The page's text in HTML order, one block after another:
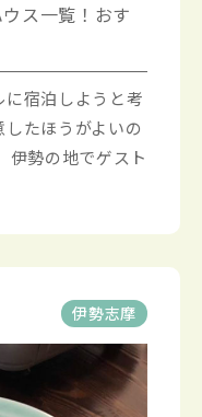
ス一覧！おす
宿泊しようと考
たほうがよいの
伊勢の地でゲスト
伊勢志摩